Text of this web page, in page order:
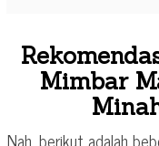
Mimbar